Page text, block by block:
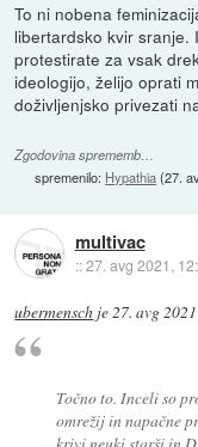
To ni nobena
libertardsko kvir sranje.
protestirate za vsak
ideologijo, želijo oprati
doživljenjsko privezati
Zgodovina sprememb…
spremenilo: Hypathia(27.
multivac
::27. avg 2021,
ubermensch je27. avg
Točno to. Inceli so
omrežij in napačne